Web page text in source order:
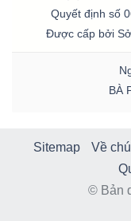
Quyết định số
Được cấp bởi
BÀ
Sitemap Về
© Bản